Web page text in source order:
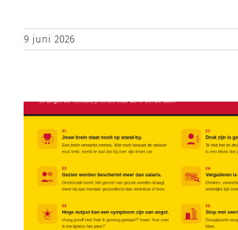
9 juni 2026